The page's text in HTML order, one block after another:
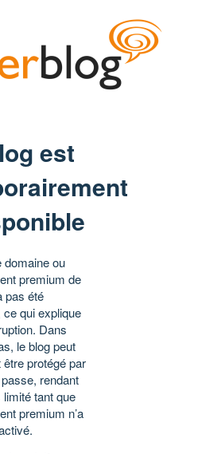
est
domaine ou
premium de
pas été
ce qui explique
Dans
le blog peut
protégé par
rendant
tant que
premium n’a